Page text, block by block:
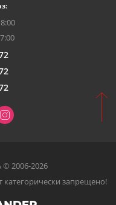
2006-2026
запрещено!